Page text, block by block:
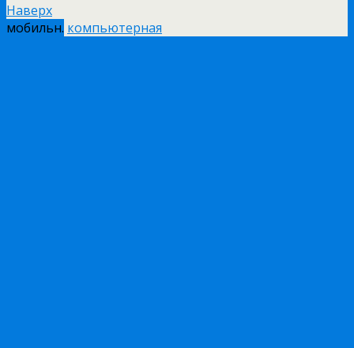
Наверх
мобильн. компьютерная